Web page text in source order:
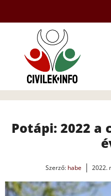
tartalomba
Potápi: 2022 a
Szerző: habe 2022.